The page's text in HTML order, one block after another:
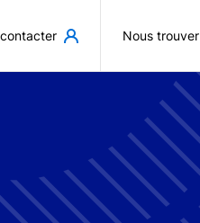
Nous trouver